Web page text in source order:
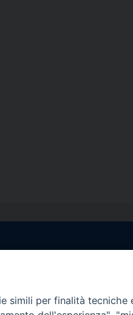
Pietà, 44 – 80067
simili per finalità